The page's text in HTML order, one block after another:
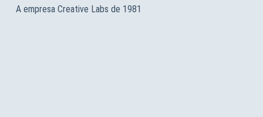
A empresa Creative Labs de 1981